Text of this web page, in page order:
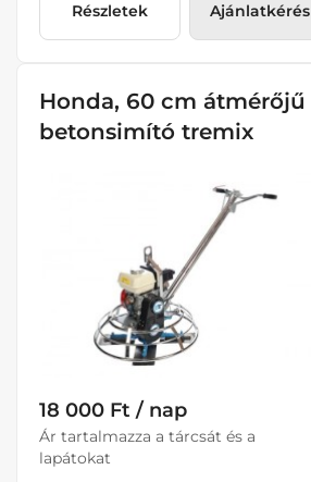
Részletek Ajánlatkérés
Honda, 60 cm átmérőjű
betonsimító tremix
18 000 Ft / nap
Ár tartalmazza a tárcsát és a
lapátokat